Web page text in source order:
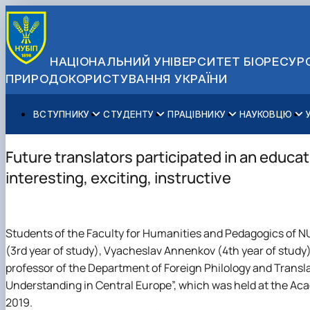
НАЦІОНАЛЬНИЙ УНІВЕРСИТЕТ
ПРИРОДОКОРИСТУВАННЯ УКРАЇНИ
ВСТУПНИКУ
Вступ до НУБіП України 2026
Приймальна комісія
Правила прийому
Для осіб з тимчасово окупованих територій
Для іноземців / For foreigners
Військова освіта
СТУДЕНТУ
Навчання
Додаткова освіта
Позанавчальна діяльність
Студентське самоврядування
ПРАЦІВНИКУ
Освітній процес
Міжнародна діяльність
Довідкова інформація
Профспілкова організація
НАУКОВЦЮ
Наукова діяльність
Аспіранту / Докторанту
Захисти дисертацій
Законодавче та нормативне забезпечення
Наукові видання
Наука для бізнесу
Управління і самоврядування
Загальна інформація
Офіційні документи
Стратегія розвитку на період 2026-2030рр.
Офіційна символіка
Антикорупційні заходи
Гендерна радниця
Контактна інформація
Future translators participated in an
interesting, exciting, instructive
Students of the Faculty for Humanities and Pedagogics of
(3rd year of study), Vyacheslav Annenkov (4th year of
professor of the Department of Foreign Philology and
Understanding in Central Europe”, which was held at the
2019.